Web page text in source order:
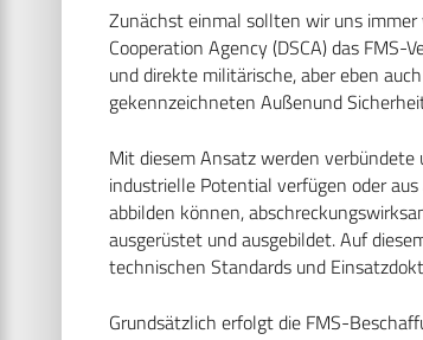
Zunächst einmal sollten wir uns immer
Cooperation Agency (DSCA) das
und direkte militärische, aber eben
gekennzeichneten Außenund
Mit diesem Ansatz werden
industrielle Potential verfügen oder
abbilden können,
ausgerüstet und ausgebildet. Auf
technischen Standards und
Grundsätzlich erfolgt die FMS-